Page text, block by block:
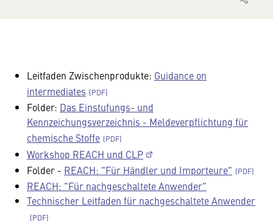
Leitfaden Zwischenprodukte: Guidance on
intermediates
Folder: Das Einstufungs- und
Kennzeichungsverzeichnis - Meldeverpflichtung für
chemische Stoffe
Workshop REACH und CLP
Folder - REACH: "Für Händler und Importeure"
REACH: "Für nachgeschaltete Anwender"
Technischer Leitfaden für nachgeschaltete Anwender